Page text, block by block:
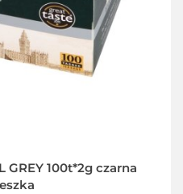
GREY 100t*2g czarna